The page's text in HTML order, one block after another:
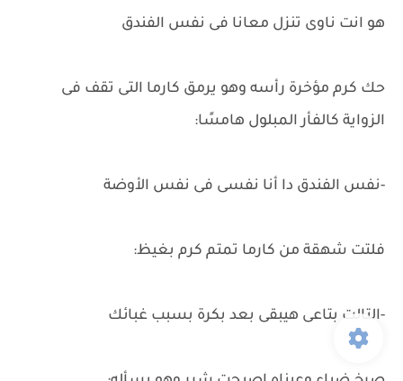
هو انت ناوى تنزل معانا فى نفس الفندق
حك كرم مؤخرة رأسه وهو يرمق كارما التى تقف فى
الزواية كالفأر المبلول هامسًا:
-نفس الفندق دا أنا نفسى فى نفس الأوضة
فلتت شهقة من كارما تمتم كرم بغيظ:
-التالت بتاعى هيبقى بعد بكرة بسبب غبائك